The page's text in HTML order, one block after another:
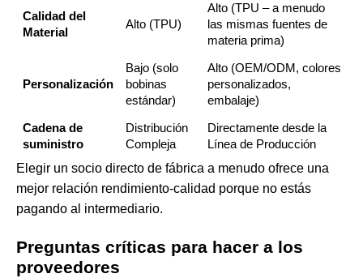
Calidad del
Material
Alto (TPU)
Alto (TPU – a menudo
las mismas fuentes de
materia prima)
Personalización
Bajo (solo
bobinas
estándar)
Alto (OEM/ODM, colores
personalizados,
embalaje)
Cadena de
suministro
Distribución
Compleja
Directamente desde la
Línea de Producción
Elegir un socio directo de fábrica a menudo ofrece una
mejor relación rendimiento-calidad porque no estás
pagando al intermediario.
Preguntas críticas para hacer a los
proveedores